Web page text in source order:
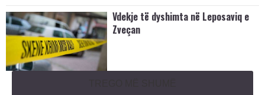
Vdekje të dyshimta në Leposaviq e
Zveçan